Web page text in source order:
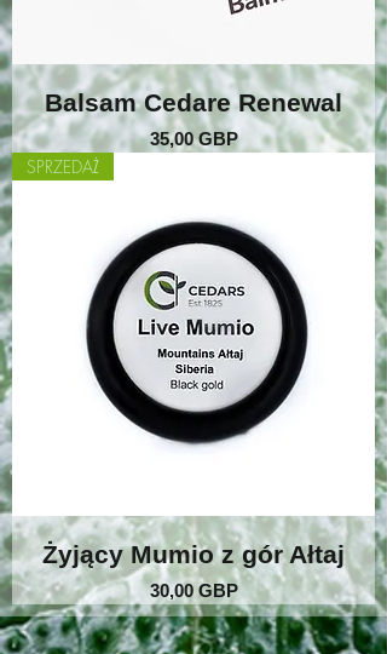
Balsam Cedare Renewal
Cena
35,00 GBP
SPRZEDAŻ
Żyjący Mumio z gór Ałtaj
Cena
30,00 GBP